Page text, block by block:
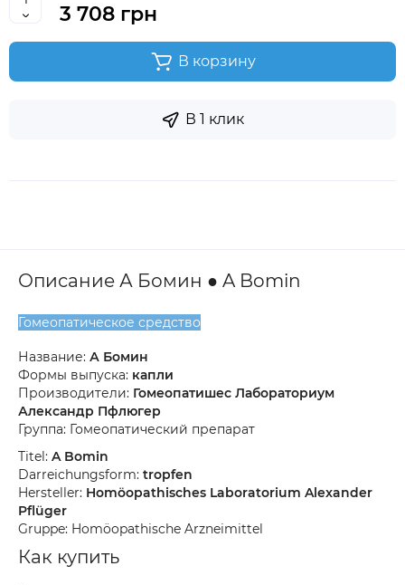
3 708 грн
В корзину
В 1 клик
Описание А Бомин ● A Bomin
Гомеопатическое средство
Название: А Бомин
Формы выпуска: капли
Производители: Гомеопатишес Лабораториум
Александр Пфлюгер
Группа: Гомеопатический препарат
Titel: A Bomin
Darreichungsform: tropfen
Hersteller: Homöopathisches Laboratorium Alexander
Pflüger
Gruppe: Homöopathische Arzneimittel
Как купить